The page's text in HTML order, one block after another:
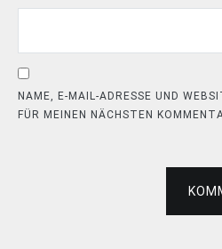
NAME, E-MAIL-ADRESSE UND
FÜR MEINEN NÄCHSTEN